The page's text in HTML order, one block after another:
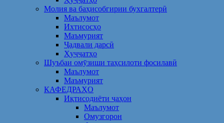
Молия ва баҳисобгирии бухгалтерӣ
Маълумот
Ихтисосҳо
Маъмурият
Ҷадвали дарсӣ
Ҳуҷҷатҳо
Шуъбаи омӯзиши таҳсилоти фосилавӣ
Маълумот
Маъмурият
КАФЕДРАҲО
Иқтисодиёти ҷаҳон
Маълумот
Омузгорон